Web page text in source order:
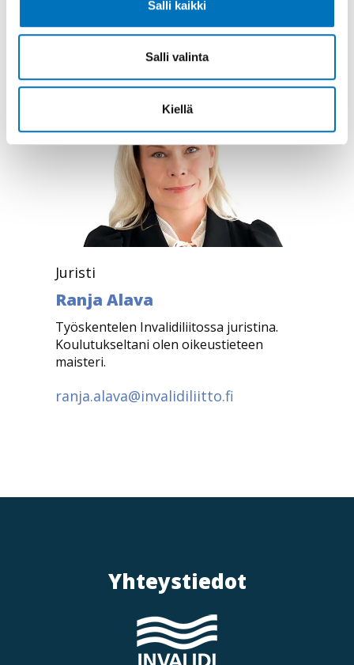
Salli kaikki
Salli valinta
Kiellä
Juristi
Ranja Alava
Työskentelen Invalidiliitossa juristina.
Koulutukseltani olen oikeustieteen
maisteri.
ranja.alava@invalidiliitto.fi
Yhteystiedot